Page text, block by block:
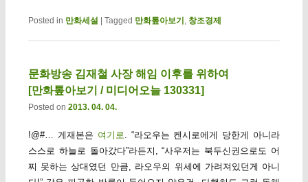
Posted in 만화세설 Tagged 만화톺아보기 , 창조경제
문화방송 김재철 사장 해임 이후를 위하여
[만화톺아보기 / 미디어오늘 130331]
Posted on 2013. 04. 04.
!@#… 게재본은 여기로. “라오우는 켄시로에게 당한게 아니라
스스로 하늘로 돌아갔다”라든지, “사우저는 북두신권으로도 어
찌 못하는 상대였던 만큼, 라오우의 위세에 가려져있던게 아니